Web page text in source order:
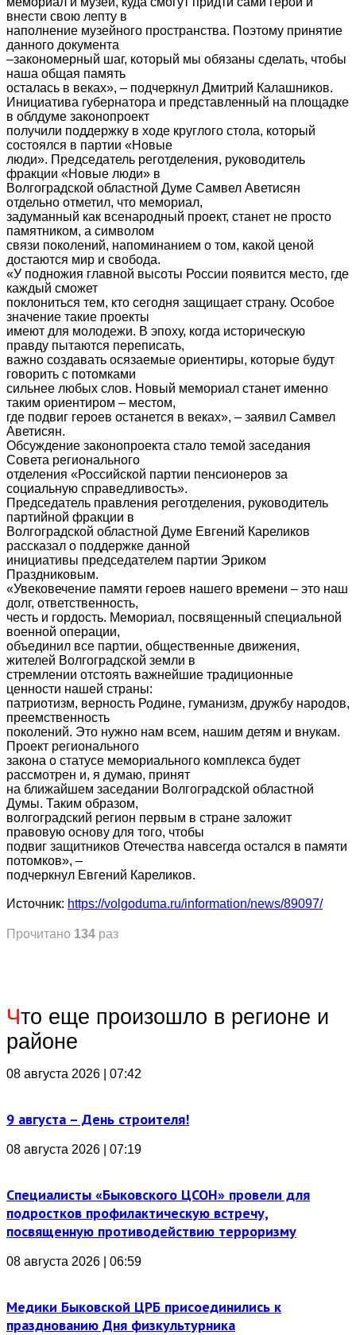
внести свою лепту в
наполнение музейного пространства. Поэтому принятие
данного документа
–закономерный шаг, который мы обязаны сделать, чтобы
наша общая память
осталась в веках», – подчеркнул Дмитрий Калашников.
Инициатива губернатора и представленный на площадке
в облдуме законопроект
получили поддержку в ходе круглого стола, который
состоялся в партии «Новые
люди». Председатель реготделения, руководитель
фракции «Новые люди» в
Волгоградской областной Думе Самвел Аветисян
отдельно отметил, что мемориал,
задуманный как всенародный проект, станет не просто
памятником, а символом
связи поколений, напоминанием о том, какой ценой
достаются мир и свобода.
«У подножия главной высоты России появится место, где
каждый сможет
поклониться тем, кто сегодня защищает страну. Особое
значение такие проекты
имеют для молодежи. В эпоху, когда историческую
правду пытаются переписать,
важно создавать осязаемые ориентиры, которые будут
говорить с потомками
сильнее любых слов. Новый мемориал станет именно
таким ориентиром – местом,
где подвиг героев останется в веках», – заявил Самвел
Аветисян.
Обсуждение законопроекта стало темой заседания
Совета регионального
отделения «Российской партии пенсионеров за
социальную справедливость».
Председатель правления реготделения, руководитель
партийной фракции в
Волгоградской областной Думе Евгений Кареликов
рассказал о поддержке данной
инициативы председателем партии Эриком
Праздниковым.
«Увековечение памяти героев нашего времени – это наш
долг, ответственность,
честь и гордость. Мемориал, посвященный специальной
военной операции,
объединил все партии, общественные движения,
жителей Волгоградской земли в
стремлении отстоять важнейшие традиционные
ценности нашей страны:
патриотизм, верность Родине, гуманизм, дружбу народов,
преемственность
поколений. Это нужно нам всем, нашим детям и внукам.
Проект регионального
закона о статусе мемориального комплекса будет
рассмотрен и, я думаю, принят
на ближайшем заседании Волгоградской областной
Думы. Таким образом,
волгоградский регион первым в стране заложит
правовую основу для того, чтобы
подвиг защитников Отечества навсегда остался в памяти
потомков», –
подчеркнул Евгений Кареликов.
Источник: https://volgoduma.ru/information/news/89097/
Прочитано 134 раз
Что еще произошло в регионе и
районе
08 августа 2026 | 07:42
9 августа – День строителя!
08 августа 2026 | 07:19
Специалисты «Быковского ЦСОН» провели для
подростков профилактическую встречу,
посвященную противодействию терроризму
08 августа 2026 | 06:59
Медики Быковской ЦРБ присоединились к
празднованию Дня физкультурника